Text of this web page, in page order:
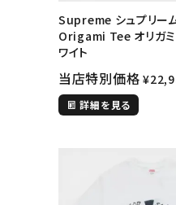
Supreme シュプリー
Origami Tee オリガ
ワイト
当店特別価格 ¥
詳細を見る